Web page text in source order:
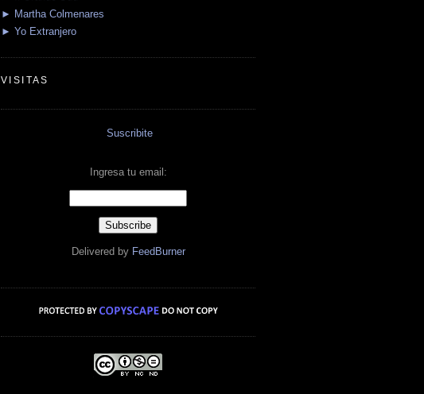
► Martha Colmenares
► Yo Extranjero
VISITAS
Suscribite
Ingresa tu email:
Delivered by FeedBurner